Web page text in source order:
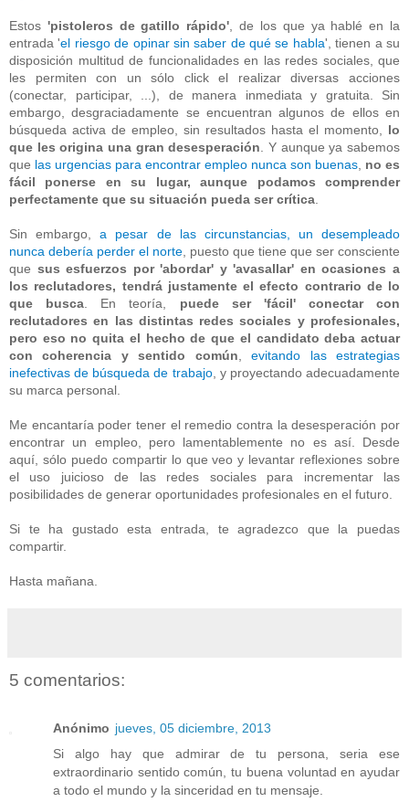
Estos 'pistoleros de gatillo rápido' , de los que ya hablé en la
entrada 'el riesgo de opinar sin saber de qué se habla', tienen a su
disposición multitud de funcionalidades en las redes sociales, que
les permiten con un sólo click el realizar diversas acciones
(conectar, participar, ...), de manera inmediata y gratuita. Sin
embargo, desgraciadamente se encuentran algunos de ellos en
búsqueda activa de empleo, sin resultados hasta el momento, lo
que les origina una gran desesperación . Y aunque ya sabemos
que las urgencias para encontrar empleo nunca son buenas no es
fácil ponerse en su lugar, aunque podamos comprender
perfectamente que su situación pueda ser crítica
Sin embargo,a pesar de las circunstancias, un desempleado
nunca debería perder el norte , puesto que tiene que ser consciente
que sus esfuerzos por 'abordar' y 'avasallar' en ocasiones a
los reclutadores, tendrá justamente el efecto contrario de lo
que busca . En teoría, puede ser 'fácil' conectar con
reclutadores en las distintas redes sociales y profesionales,
pero eso no quita el hecho de que el candidato deba actuar
con coherencia y sentido común ,evitando las estrategias
inefectivas de búsqueda de trabajo, y proyectando adecuadamente
su marca personal.
Me encantaría poder tener el remedio contra la desesperación por
encontrar un empleo, pero lamentablemente no es así. Desde
aquí, sólo puedo compartir lo que veo y levantar reflexiones sobre
el uso juicioso de las redes sociales para incrementar las
posibilidades de generar oportunidades profesionales en el futuro.
Si te ha gustado esta entrada, te agradezco que la puedas
compartir.
Hasta mañana.
5 comentarios:
Anónimo jueves, 05 diciembre, 2013
Si algo hay que admirar de tu persona, seria ese
extraordinario sentido común, tu buena voluntad en ayudar
a todo el mundo y la sinceridad en tu mensaje.